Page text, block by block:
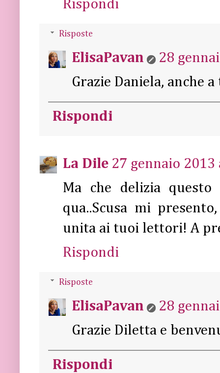
Rispondi
Risposte
ElisaPavan
28
Grazie Daniela, anche a
Rispondi
La Dile 27 gennaio
Ma che delizia
qua..Scusa mi
unita ai tuoi lettori! A
Rispondi
Risposte
ElisaPavan
28
Grazie Diletta e
Rispondi